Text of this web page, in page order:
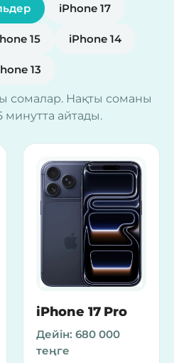
iPhone 17
15 iPhone 14
13
сомалар. Нақты соманы
минутта айтады.
iPhone 17 Pro
Дейін: 680 000
теңге